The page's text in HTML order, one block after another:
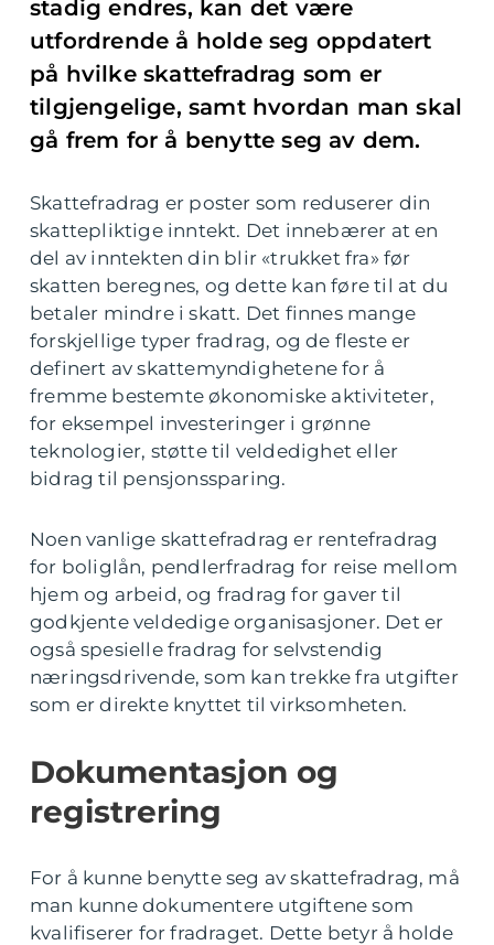
stadig endres, kan det være
utfordrende å holde seg oppdatert
på hvilke skattefradrag som er
tilgjengelige, samt hvordan man skal
gå frem for å benytte seg av dem.
Skattefradrag er poster som reduserer din
skattepliktige inntekt. Det innebærer at en
del av inntekten din blir «trukket fra» før
skatten beregnes, og dette kan føre til at du
betaler mindre i skatt. Det finnes mange
forskjellige typer fradrag, og de fleste er
definert av skattemyndighetene for å
fremme bestemte økonomiske aktiviteter,
for eksempel investeringer i grønne
teknologier, støtte til veldedighet eller
bidrag til pensjonssparing.
Noen vanlige skattefradrag er rentefradrag
for boliglån, pendlerfradrag for reise mellom
hjem og arbeid, og fradrag for gaver til
godkjente veldedige organisasjoner. Det er
også spesielle fradrag for selvstendig
næringsdrivende, som kan trekke fra utgifter
som er direkte knyttet til virksomheten.
Dokumentasjon og
registrering
For å kunne benytte seg av skattefradrag, må
man kunne dokumentere utgiftene som
kvalifiserer for fradraget. Dette betyr å holde